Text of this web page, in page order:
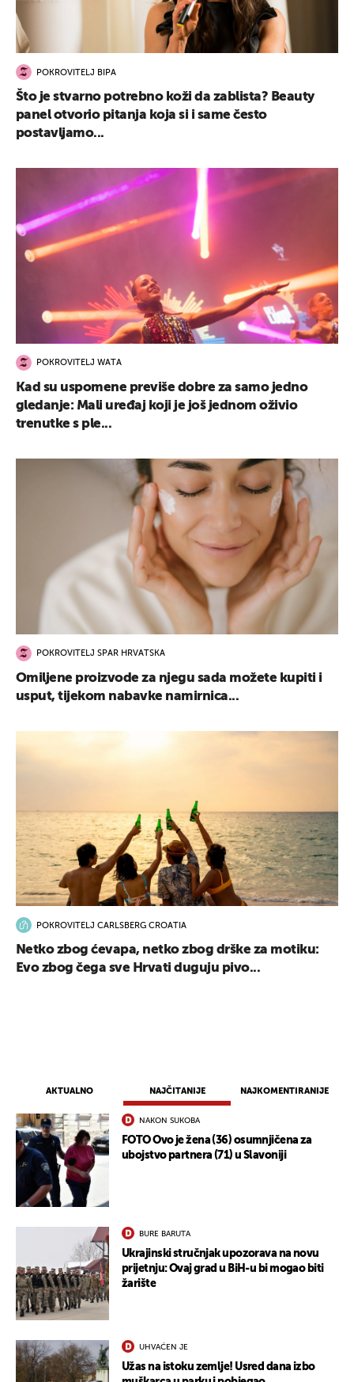
AKTUALNO NAJČITANIJE NAJKOMENTIRANIJE
NAKON SUKOBA
FOTO Ovo je žena (36) osumnjičena za
ubojstvo partnera (71) u Slavoniji
BURE BARUTA
Ukrajinski stručnjak upozorava na novu
prijetnju: Ovaj grad u BiH-u bi mogao biti
žarište
UHVAĆEN JE
Užas na istoku zemlje! Usred dana izbo
POKROVITELJ BIPA
Što je stvarno potrebno koži da zablista? Beauty
panel otvorio pitanja koja si i same često
postavljamo...
POKROVITELJ WATA
Kad su uspomene previše dobre za samo jedno
gledanje: Mali uređaj koji je još jednom oživio
trenutke s ple...
POKROVITELJ SPAR HRVATSKA
Omiljene proizvode za njegu sada možete kupiti i
usput, tijekom nabavke namirnica...
POKROVITELJ CARLSBERG CROATIA
Netko zbog ćevapa, netko zbog drške za motiku:
Evo zbog čega sve Hrvati duguju pivo...